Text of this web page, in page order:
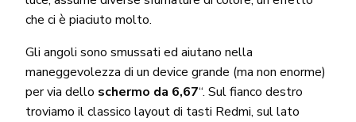
che ci è piaciuto molto.
Gli angoli sono smussati ed aiutano nella
maneggevolezza di un device grande (ma non enorme)
per via dello schermo da 6,67“. Sul fianco destro
troviamo il classico layout di tasti Redmi, sul lato